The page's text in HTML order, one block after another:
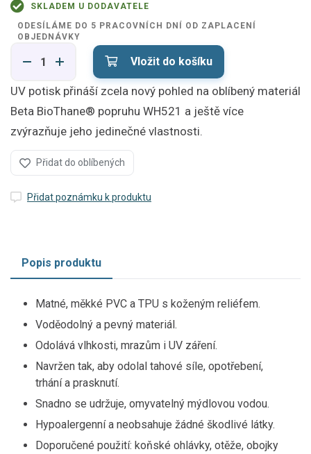
UV potisk přináší zcela nový pohled na oblíbený materiál
Beta BioThane® popruhu WH521 a ještě více
zvýrazňuje jeho jedinečné vlastnosti.
Vložit do košíku
Přidat do oblíbených
Přidat poznámku k produktu
SKLADEM U DODAVATELE
ODESÍLÁME DO 5 PRACOVNÍCH DNÍ OD ZAPLACENÍ
OBJEDNÁVKY
Popis produktu
Matné, měkké PVC a TPU s koženým reliéfem.
Voděodolný a pevný materiál.
Odolává vlhkosti, mrazům i UV záření.
Navržen tak, aby odolal tahové síle, opotřebení,
trhání a prasknutí.
Snadno se udržuje, omyvatelný mýdlovou vodou.
Hypoalergenní a neobsahuje žádné škodlivé látky.
Doporučené použití: koňské ohlávky, otěže, obojky